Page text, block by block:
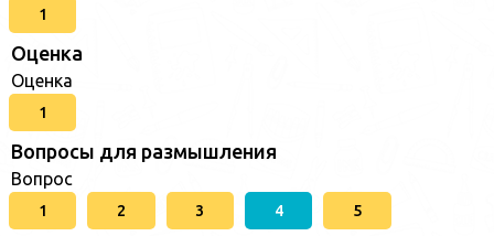
1
Оценка
Оценка
1
Вопросы для размышления
Вопрос
1 2 3 4 5